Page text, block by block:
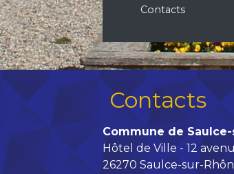
Contacts
Contacts
Commune de
Hôtel de Ville - 12
26270 Saulce-sur-